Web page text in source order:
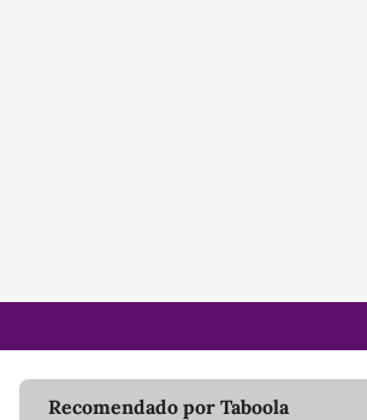
Recomendado por Taboola